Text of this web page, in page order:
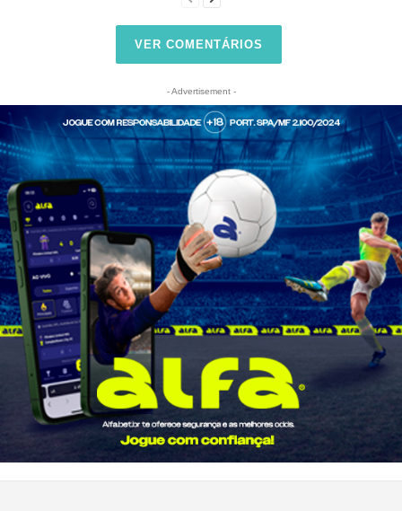
VER COMENTÁRIOS
- Advertisement -